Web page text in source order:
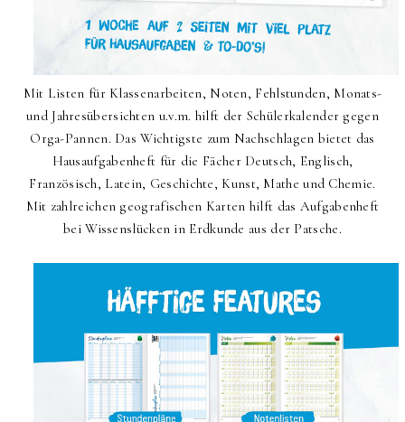
Mit Listen für Klassenarbeiten, Noten, Fehlstunden, Monats-
und Jahresübersichten u.v.m. hilft der Schülerkalender gegen
Orga-Pannen. Das Wichtigste zum Nachschlagen bietet das
Hausaufgabenheft für die Fächer Deutsch, Englisch,
Französisch, Latein, Geschichte, Kunst, Mathe und Chemie.
Mit zahlreichen geografischen Karten hilft das Aufgabenheft
bei Wissenslücken in Erdkunde aus der Patsche.